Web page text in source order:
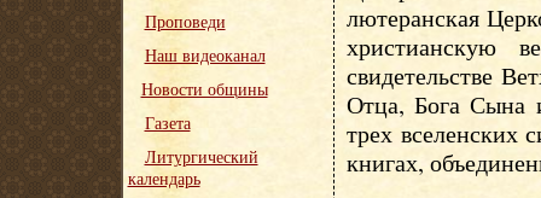
лютеранская
христианскую
свидетельстве
Отца, Бога Сына
трех вселенских
книгах,
Проповеди
Наш видеоканал
Новости общины
Газета
Литургический
календарь